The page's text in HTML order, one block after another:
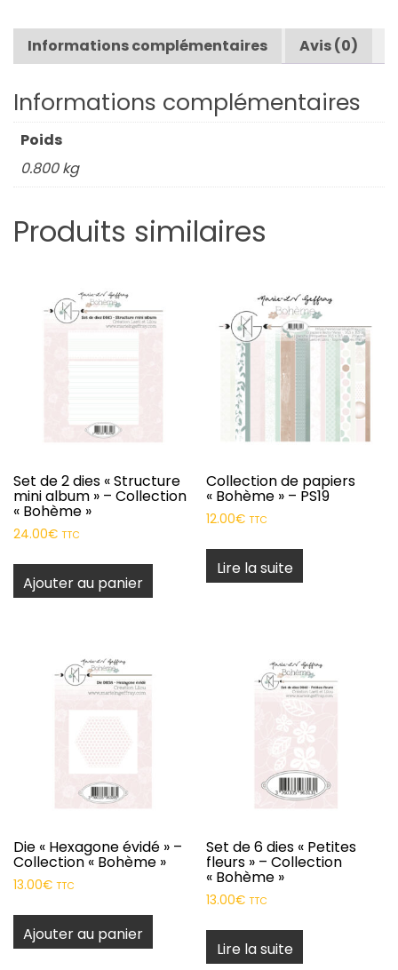
Informations complémentaires Avis (0)
Informations complémentaires
Poids
0.800 kg
Produits similaires
Set de 2 dies « Structure
mini album » – Collection
« Bohème »
24.00€ TTC
Ajouter au panier
Collection de papiers
« Bohème » – PS19
12.00€ TTC
Lire la suite
Die « Hexagone évidé » –
Collection « Bohème »
13.00€ TTC
Ajouter au panier
Set de 6 dies « Petites
fleurs » – Collection
« Bohème »
13.00€ TTC
Lire la suite